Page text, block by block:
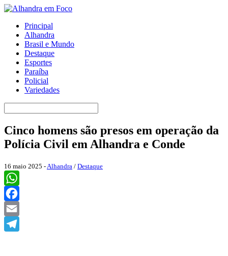
Principal
Alhandra
Brasil e Mundo
Destaque
Esportes
Paraíba
Policial
Variedades
Cinco homens são presos em operação da
Polícia Civil em Alhandra e Conde
16 maio 2025 - Alhandra / Destaque
WhatsApp
Facebook
Email